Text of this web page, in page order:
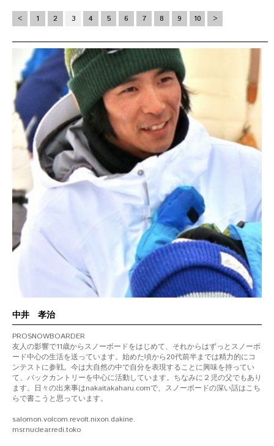
< 1 2 3 4 5 6 7 8 9 10 >
中井 孝治
PROSNOWBOARDER
友人の影響で11歳からスノーボードをはじめて、それからはずっとスノーボ
ード中心の生活を送っています。始めた頃から20代前半までは精力的にコ
ンテストに参戦。今は大自然の中で自分を表現することに興味を持ってい
て、バックカントリーを中心に活動しています。ちなみに２児の父でもあり
ます。日々の出来事はnakaitakaharu.comで、スノーボードの深い話はこち
らで書こうと思っています。
salomon.volcom.revolt.nixon.dakine.
msr.nuclear.redi.toko